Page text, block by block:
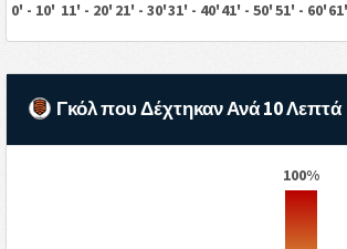
0' - 10' 11' - 20' 21' - 30'31' - 40'41' - 50'51' - 60'
Γκόλ που Δέχτηκαν Ανά 10 Λεπτά
100%